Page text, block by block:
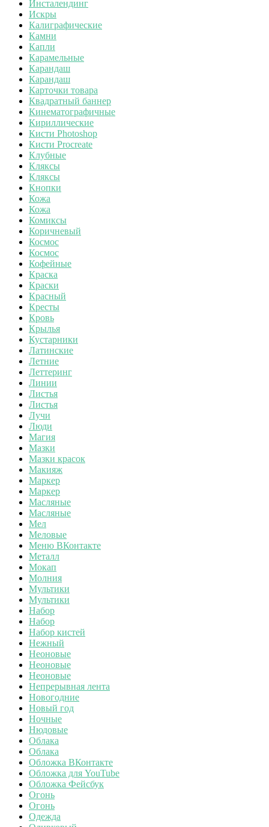
Инсталендинг
Искры
Калиграфические
Камни
Капли
Карамельные
Карандаш
Карандаш
Карточки товара
Квадратный баннер
Кинематографичные
Кириллические
Кисти Photoshop
Кисти Procreate
Клубные
Кляксы
Кляксы
Кнопки
Кожа
Кожа
Комиксы
Коричневый
Космос
Космос
Кофейные
Краска
Краски
Красный
Кресты
Кровь
Крылья
Кустарники
Латинские
Летние
Леттеринг
Линии
Листья
Листья
Лучи
Люди
Магия
Мазки
Мазки красок
Макияж
Маркер
Маркер
Масляные
Масляные
Мел
Меловые
Меню ВКонтакте
Металл
Мокап
Молния
Мультики
Мультики
Набор
Набор
Набор кистей
Нежный
Неоновые
Неоновые
Неоновые
Непрерывная лента
Новогодние
Новый год
Ночные
Нюдовые
Облака
Облака
Обложка ВКонтакте
Обложка для YouTube
Обложка Фейсбук
Огонь
Огонь
Одежда